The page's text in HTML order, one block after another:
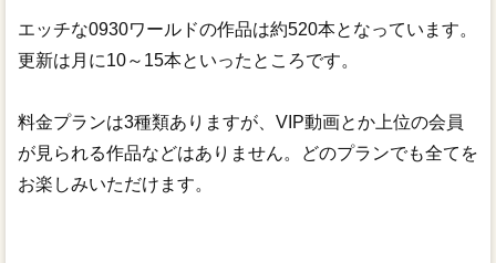
エッチな0930ワールドの作品は約520本となっています。
更新は月に10～15本といったところです。
料金プランは3種類ありますが、VIP動画とか上位の会員
が見られる作品などはありません。どのプランでも全てを
お楽しみいただけます。